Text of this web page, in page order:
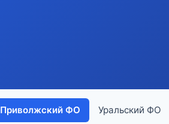
Приволжский ФО Уральский ФО